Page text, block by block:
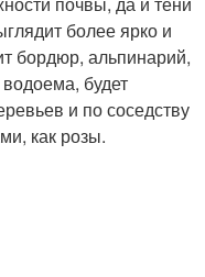
более ярко и
бордюр, альпинарий,
будет
и по соседству
как розы.